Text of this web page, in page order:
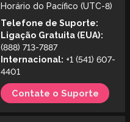
Horário do Pacífico (UTC-8)
Telefone de Suporte:
Ligação Gratuita (EUA):
(888) 713-7887
Internacional: +1 (541) 607-
4401
Contate o Suporte